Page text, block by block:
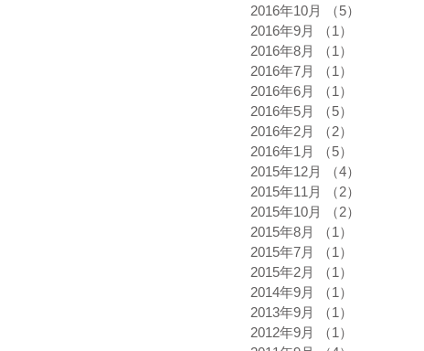
2016年10月
（5）
2016年9月
（1）
2016年8月
（1）
2016年7月
（1）
2016年6月
（1）
2016年5月
（5）
2016年2月
（2）
2016年1月
（5）
2015年12月
（4）
2015年11月
（2）
2015年10月
（2）
2015年8月
（1）
2015年7月
（1）
2015年2月
（1）
2014年9月
（1）
2013年9月
（1）
2012年9月
（1）